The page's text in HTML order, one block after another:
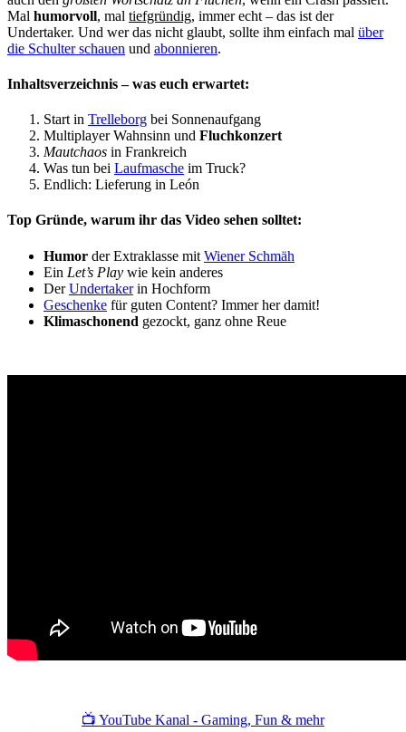
Mal humorvoll, mal tiefgründig, immer echt – das ist der
Undertaker. Und wer das nicht glaubt, sollte ihm einfach mal über
die Schulter schauen und abonnieren.
Inhaltsverzeichnis – was euch erwartet:
Start in Trelleborg bei Sonnenaufgang
Multiplayer Wahnsinn und Fluchkonzert
Mautchaos in Frankreich
Was tun bei Laufmasche im Truck?
Endlich: Lieferung in León
Top Gründe, warum ihr das Video sehen solltet:
Humor der Extraklasse mit Wiener Schmäh
Ein Let’s Play wie kein anderes
DerUndertakerin Hochform
Geschenke für guten Content? Immer her damit!
Klimaschonend gezockt, ganz ohne Reue
📺 YouTube Kanal - Gaming, Fun & mehr